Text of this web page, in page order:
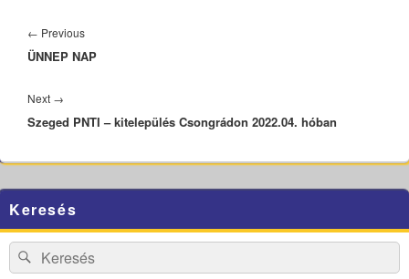
navigáció
← PreviousPrevious
post:
ÜNNEP NAP
Next →
post:
Szeged PNTI – kitelepülés Csongrádon 2022.04. hóban
Sidebar
Widget
Area
Keresés
Search
for:
Search